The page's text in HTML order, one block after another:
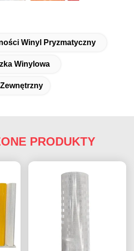
Winyl Pryzmatyczny
Winylowa
PRODUKTY